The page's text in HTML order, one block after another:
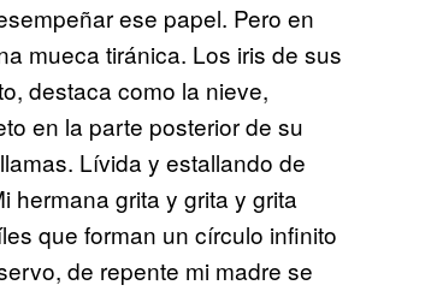
ese papel. Pero en
mueca tiránica. Los iris de sus
destaca como la nieve,
en la parte posterior de su
Lívida y estallando de
hermana grita y grita y grita
que forman un círculo infinito
de repente mi madre se